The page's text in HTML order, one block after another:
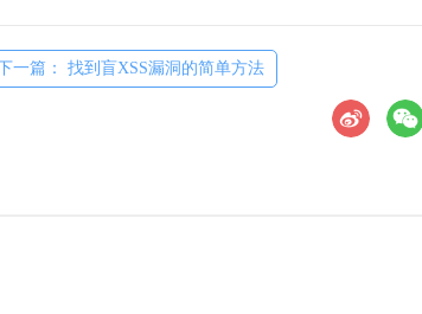
下一篇： 找到盲XSS漏洞的简单方法